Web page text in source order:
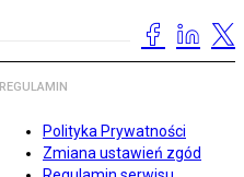
REGULAMIN
Polityka Prywatności
Zmiana ustawień zgód